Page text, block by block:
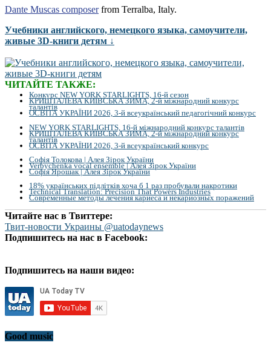
Dante Muscas composerfrom Terralba, Italy.
Учебники английского, немецкого языка, самоучители,
живые 3D-книги детям ↓
ЧИТАЙТЕ ТАКЖЕ:
Конкурс NEW YORK STARLIGHTS, 16-й сезон
КРИШТАЛЕВА КИЇВСЬКА ЗИМА, 2-й міжнародний конкурс
талантів
ОСВІТА УКРАЇНИ 2026, 3-й всеукраїнський педагогічний конкурс
NEW YORK STARLIGHTS, 16-й міжнародний конкурс талантів
КРИШТАЛЕВА КИЇВСЬКА ЗИМА, 2-й міжнародний конкурс
талантів
ОСВІТА УКРАЇНИ 2026, 3-й всеукраїнський конкурс
Софія Толокова | Алея Зірок України
Verbychenka vocal ensemble | Алея Зірок України
Софія Ярошак | Алея Зірок України
18% українських підлітків хоча б 1 раз пробували накротики
Technical Translation: Precision That Powers Industries
Современные методы лечения кариеса и некариозных поражений
Читайте нас в Твиттере:
Твит-новости Украины @uatodaynews
Подпишитесь на нас в Facebook:
Подпишитесь на наши видео:
Good music